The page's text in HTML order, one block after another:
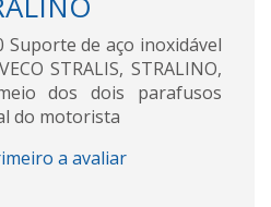
Suporte de aço inoxidável
STRALIS, STRALINO,
dos dois parafusos
do motorista
a avaliar